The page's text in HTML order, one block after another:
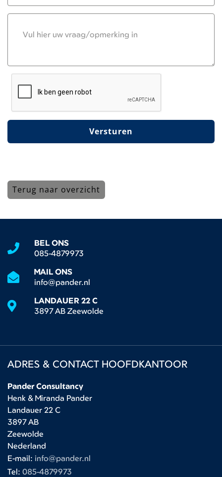
Versturen
Terug naar overzicht
BEL ONS
085-4879973
MAIL ONS
info@pander.nl
LANDAUER 22 C
3897 AB Zeewolde
ADRES & CONTACT HOOFDKANTOOR
Pander Consultancy
Henk & Miranda Pander
Landauer 22 C
3897 AB
Zeewolde
Nederland
E-mail: info@pander.nl
Tel: 085-4879973